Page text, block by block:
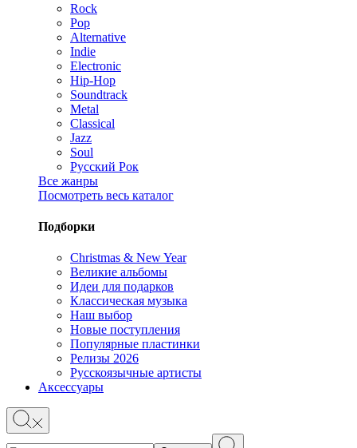
Rock
Pop
Alternative
Indie
Electronic
Hip-Hop
Soundtrack
Metal
Classical
Jazz
Soul
Русский Рок
Все жанры
Посмотреть весь каталог
Подборки
Christmas & New Year
Великие альбомы
Идеи для подарков
Классическая музыка
Наш выбор
Новые поступления
Популярные пластинки
Релизы 2026
Русскоязычные артисты
Аксессуары